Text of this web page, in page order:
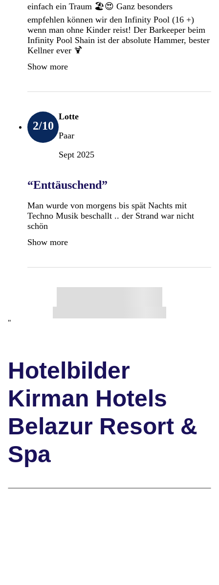
einfach ein Traum 🏖️😍 Ganz besonders
empfehlen können wir den Infinity Pool (16 +)
wenn man ohne Kinder reist! Der Barkeeper beim
Infinity Pool Shain ist der absolute Hammer, bester
Kellner ever 🍹
Show more
2/10
Lotte
Paar
Sept 2025
“Enttäuschend”
Man wurde von morgens bis spät Nachts mit
Techno Musik beschallt .. der Strand war nicht
schön
Show more
"
Hotelbilder
Kirman Hotels
Belazur Resort &
Spa